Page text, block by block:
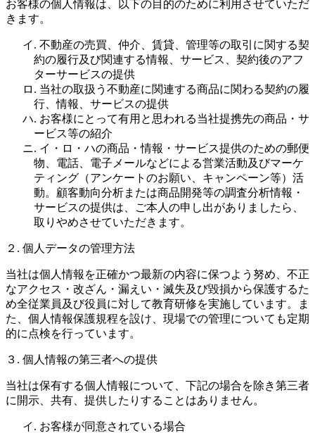
お客様の個人情報は、以下の目的のために利用させていただ
きます。
イ. 不動産の売買、仲介、賃貸、管理等の取引に関する契
約の履行及び関連する情報、サービス、契約後のアフ
ターサービスの提供
ロ. 当社の取扱う不動産に関連する商品に関わる契約の履
行、情報、サービスの提供
ハ. お客様にとって有用と思われる当社提携先の商品・サ
ービス等の紹介
ニ. イ・ロ・ハの商品・情報・サービス提供のための郵便
物、電話、電子メールなどによる営業活動及びマーケ
ティング（アンケートのお願い、キャンペーン等）活
動。顧客動向分析または商品開発等の調査分析情報・
サービスの提供は、ご本人の申し出がありましたら、
取りやめさせていただきます。
２. 個人データの管理方法
当社は個人情報を正確かつ最新の内容に保つよう努め、不正
なアクセス・改ざん・漏えい・滅失及び毀損から保護するた
め全従業員及び役員に対して教育研修を実施しています。ま
た、個人情報保護規程を設け、現場での管理についても定期
的に点検を行っています。
３. 個人情報の第三者への提供
当社は保有する個人情報について、下記の場合を除き第三者
に開示、共有、提供したりすることはありません。
イ. お客様が同意されている場合